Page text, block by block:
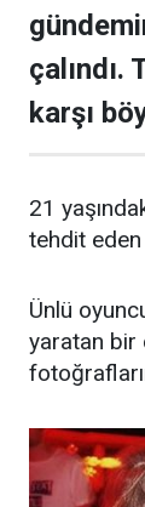
karşı
21
tehdit
Ünlü
yaratan bir